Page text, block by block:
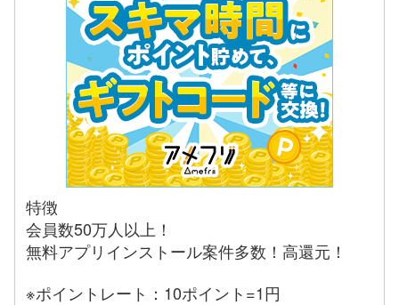
特徴
会員数50万人以上！
無料アプリインストール案件多数！高還元！
※ポイントレート：10ポイント=1円